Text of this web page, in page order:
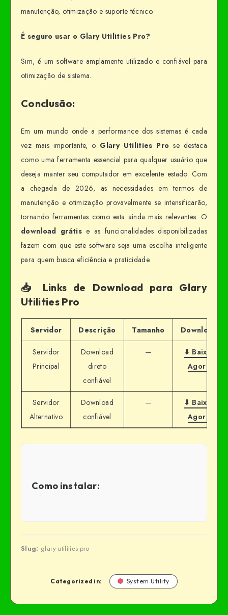
manutenção, otimização e suporte técnico.
É seguro usar o Glary Utilities Pro?
Sim, é um software amplamente utilizado e confiável para
otimização de sistema.
Conclusão:
Em um mundo onde a performance dos sistemas é cada
vez mais importante, o Glary Utilities Pro se destaca
como uma ferramenta essencial para qualquer usuário que
deseja manter seu computador em excelente estado. Com
a chegada de 2026, as necessidades em termos de
manutenção e otimização provavelmente se intensificarão,
tornando ferramentas como esta ainda mais relevantes. O
download grátis e as funcionalidades disponibilizadas
fazem com que este software seja uma escolha inteligente
para quem busca eficiência e praticidade.
📥 Links de Download para Glary
Utilities Pro
Servidor Descrição Tamanho Download
Servidor
Principal
Download
direto
confiável
—
⬇ Baixar
Agora
Servidor
Alternativo
Download
confiável
—
⬇ Baixar
Agora
Como instalar:
Slug: glary-utilities-pro
Categorized in: System Utility